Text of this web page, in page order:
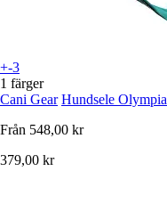
+-3
1 färger
Cani Gear Hundsele Olympia
Från 548,00 kr
379,00 kr